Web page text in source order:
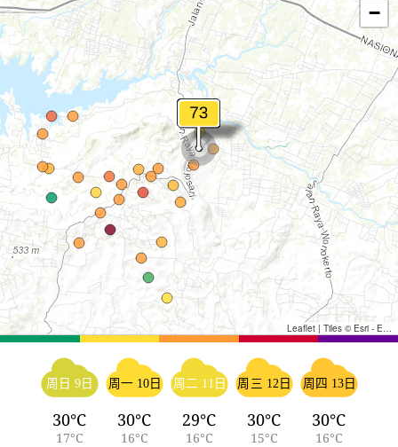
−
Leaflet | Tiles © Esri - Esri, DeLorme, NAVTEQ, TomTom, Intermap, iPC, USGS, FAO, NPS, NRCAN, GeoBase, Kadaster NL, Ordnance Survey, Esri Japan, METI, Esri China (Hong Kong), and the GIS User Community
周日 9日
30°C
17°C
周一 10日
30°C
16°C
周二 11日
29°C
16°C
周三 12日
30°C
15°C
周四 13日
30°C
16°C